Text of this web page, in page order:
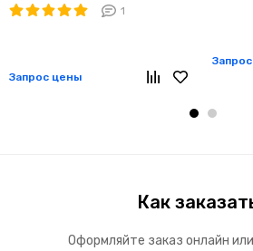
1
Запрос цены
Как
Оформляйте заказ онлайн